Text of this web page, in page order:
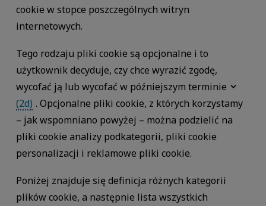
cookie w stopce poszczególnych witryn
internetowych.
Tego rodzaju pliki cookie są opcjonalne i to
użytkownik decyduje, czy chce wyrazić zgodę,
wycofać ją lub wycofać w późniejszym terminie
(2d) . Opcjonalne pliki cookie, z których korzystamy
– jak wspomniano powyżej – można podzielić na
pliki cookie analizy podkategorii, pliki cookie
personalizacji i reklamowe pliki cookie.
Poniżej znajduje się definicja różnych kategorii
plików cookie, a następnie lista wszystkich